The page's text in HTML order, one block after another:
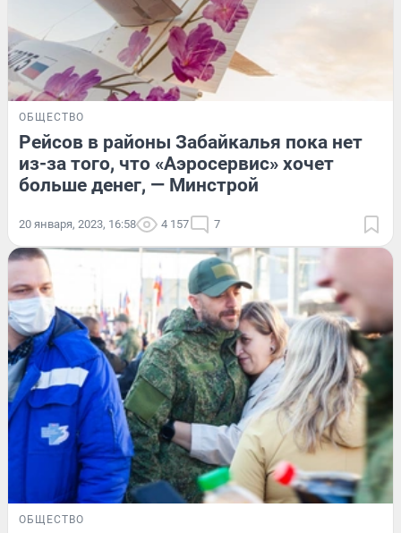
ОБЩЕСТВО
Рейсов в районы Забайкалья пока нет
из-за того, что «Аэросервис» хочет
больше денег, — Минстрой
20 января, 2023, 16:58 4 157 7
ОБЩЕСТВО